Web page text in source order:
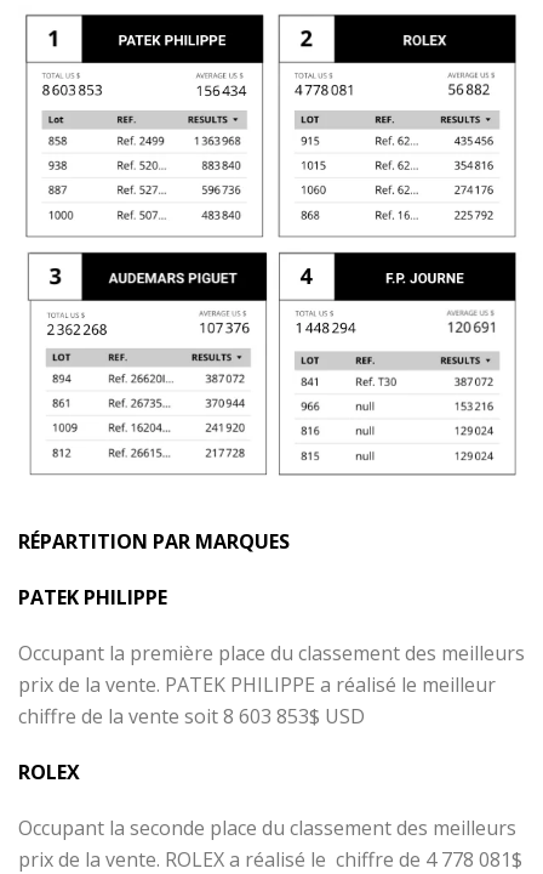
RÉPARTITION PAR MARQUES
PATEK PHILIPPE
Occupant la première place du classement des meilleurs
prix de la vente. PATEK PHILIPPE a réalisé le meilleur
chiffre de la vente soit 8 603 853$ USD
ROLEX
Occupant la seconde place du classement des meilleurs
prix de la vente. ROLEX a réalisé le chiffre de 4 778 081$